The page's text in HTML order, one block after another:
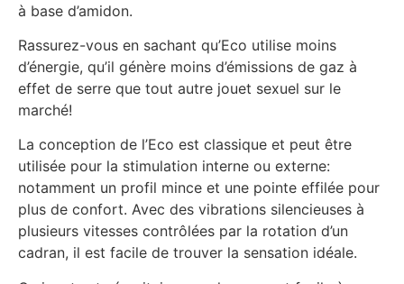
à base d’amidon.
Rassurez-vous en sachant qu’Eco utilise moins
d’énergie, qu’il génère moins d’émissions de gaz à
effet de serre que tout autre jouet sexuel sur le
marché!
La conception de l’Eco est classique et peut être
utilisée pour la stimulation interne ou externe:
notamment un profil mince et une pointe effilée pour
plus de confort. Avec des vibrations silencieuses à
plusieurs vitesses contrôlées par la rotation d’un
cadran, il est facile de trouver la sensation idéale.